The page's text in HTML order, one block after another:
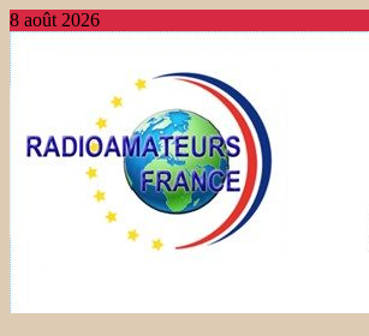
8 août 2026